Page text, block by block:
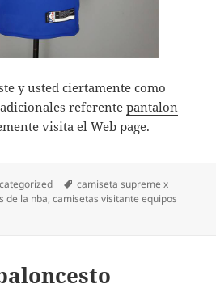
y usted ciertamente como
referentepantalon
visita el Web page.
Etiquetas
camiseta supreme x
de la nba,camisetas visitante equipos